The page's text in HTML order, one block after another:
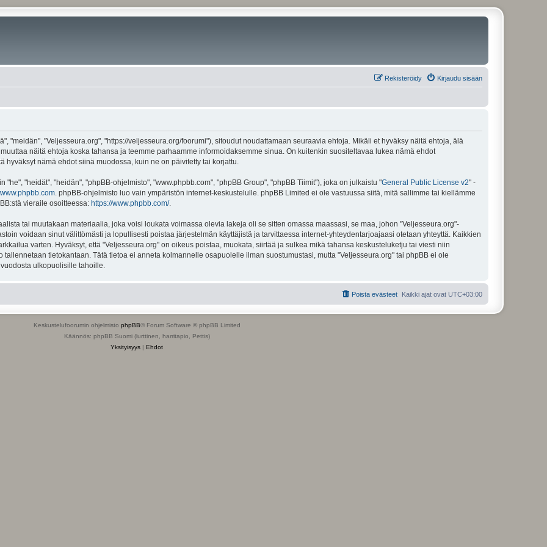
Kirjaudu sisään
Rekisteröidy
"meidän", "Veljesseura.org", "https://veljesseura.org/foorumi"), sitoudut noudattamaan seuraavia ehtoja. Mikäli et hyväksy näitä ehtoja, älä
näitä ehtoja koska tahansa ja teemme parhaamme informoidaksemme sinua. On kuitenkin suositeltavaa lukea nämä ehdot
nämä ehdot siinä muodossa, kuin ne on päivitetty tai korjattu.
"heidät", "heidän", "phpBB-ohjelmisto", "www.phpbb.com", "phpBB Group", "phpBB Tiimit"), joka on julkaistu "General Public License v2" -
www.phpbb.com . phpBB-ohjelmisto luo vain ympäristön internet-keskustelulle. phpBB Limited ei ole vastuussa siitä, mitä sallimme tai kiellämme
vieraile osoitteessa: https://www.phpbb.com/.
tai muutakaan materiaalia, joka voisi loukata voimassa olevia lakeja oli se sitten omassa maassasi, se maa, johon "Veljesseura.org"-
voidaan sinut välittömästi ja lopullisesti poistaa järjestelmän käyttäjistä ja tarvittaessa internet-yhteydentarjoajaasi otetaan yhteyttä. Kaikkien
varten. Hyväksyt, että "Veljesseura.org" on oikeus poistaa, muokata, siirtää ja sulkea mikä tahansa keskusteluketju tai viesti niin
tietokantaan. Tätä tietoa ei anneta kolmannelle osapuolelle ilman suostumustasi, mutta "Veljesseura.org" tai phpBB ei ole
ulkopuolisille tahoille.
Kaikki ajat ovat UTC+03:00
Poista evästeet
Keskustelufoorumin ohjelmisto phpBB® Forum Software © phpBB Limited
Käännös: phpBB Suomi (lurttinen, harritapio, Pettis)
Yksityisyys | Ehdot